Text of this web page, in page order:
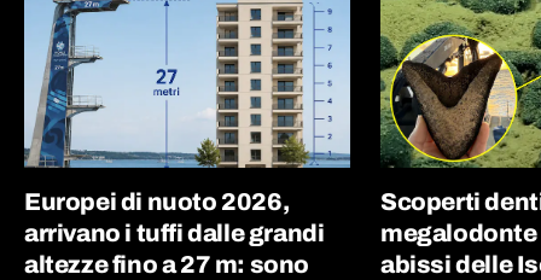
Europei di nuoto 2026,
arrivano i tuffi dalle grandi
altezze fino a 27 m: sono
Scoperti
megalodonte
abissi delle